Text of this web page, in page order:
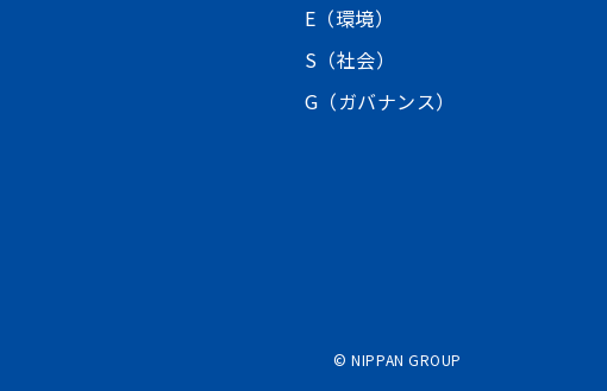
E（環境）
S（社会）
G（ガバナンス）
© NIPPAN GROUP